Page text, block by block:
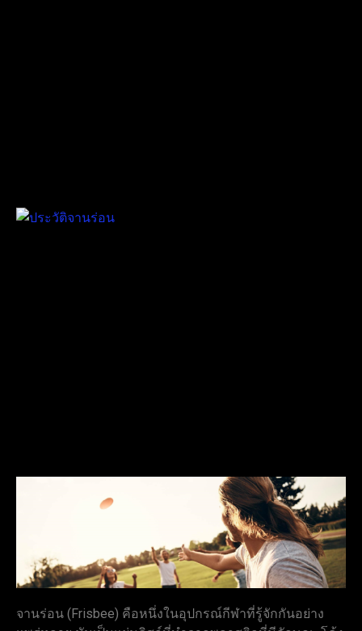
จานร่อน (Frisbee) คือหนึ่งในอุปกรณ์กีฬาที่รู้จักกันอย่าง